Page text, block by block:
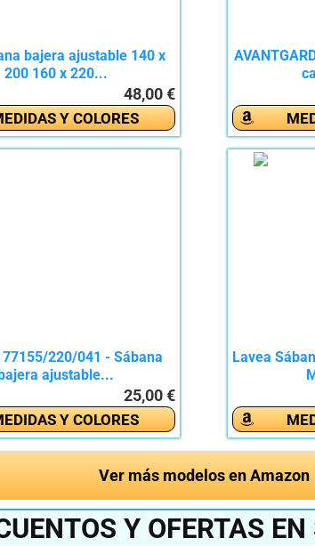
bajera ajustable 140 x
200 160 x 220...
48,00 €
Y COLORES
220/041 - Sábana
ajustable...
25,00 €
Y COLORES
Lavea
Ver más modelos en Amazon
Y OFERTAS